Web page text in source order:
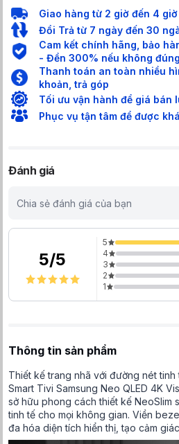
Tìm
Giao hàng từ 2 giờ đến 4
Đổi Trả từ 7 ngày đến 30
Cam kết chính hãng, bảo
- Đền 300% nếu không
Thanh toán an toàn nhiều
khoản, trả góp
Tối ưu vận hành để giá bán
Phục vụ tận tâm để được
Đánh giá
Chia sẻ đánh giá của bạn
5/5
5
4
3
2
1
Thông tin sản phẩm
Thiết kế trang nhã với đường nét tinh
Smart Tivi Samsung Neo QLED 4K
sở hữu phong cách thiết kế NeoSlim
tinh tế cho mọi không gian. Viền
đa hóa diện tích hiển thị, tạo cảm